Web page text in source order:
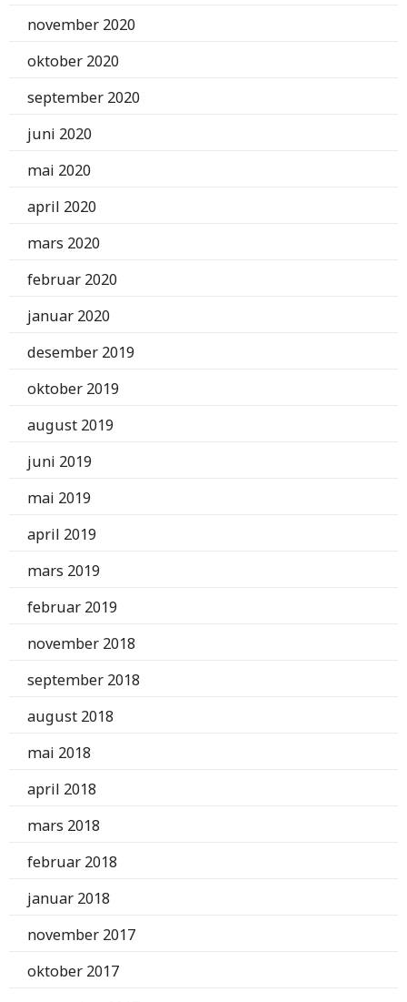
november 2020
oktober 2020
september 2020
juni 2020
mai 2020
april 2020
mars 2020
februar 2020
januar 2020
desember 2019
oktober 2019
august 2019
juni 2019
mai 2019
april 2019
mars 2019
februar 2019
november 2018
september 2018
august 2018
mai 2018
april 2018
mars 2018
februar 2018
januar 2018
november 2017
oktober 2017